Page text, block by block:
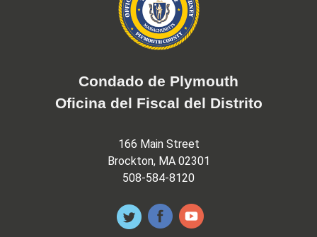
Condado de Plymouth
Oficina del Fiscal del Distrito
166 Main Street
Brockton, MA 02301
508-584-8120